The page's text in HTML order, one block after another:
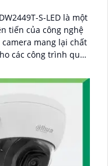
S-LED là một
tiến của công nghệ
các công trình quan